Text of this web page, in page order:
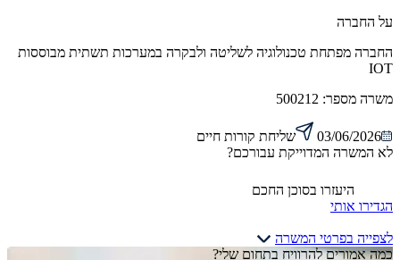
על החברה
החברה מפתחת טכנולוגיה לשליטה ולבקרה במערכות תשתית מבוססות
IOT
משרה מספר: 500212
03/06/2026
שליחת קורות חיים
לא המשרה המדוייקת עבורכם?
היעזרו בסוכן החכם
הגדירו אותי
לצפייה בפרטי המשרה
כמה אמורים להרוויח בתחום שלי?